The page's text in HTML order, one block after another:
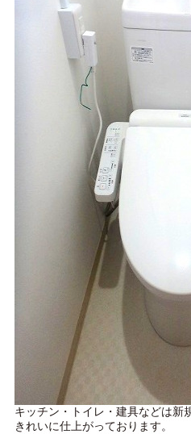
キッチン・トイレ・建具などは新
きれいに仕上がっております。